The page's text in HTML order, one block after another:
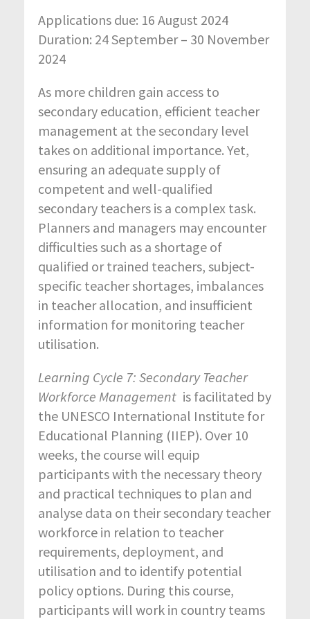
Applications due: 16 August 2024
Duration: 24 September – 30 November
2024
As more children gain access to
secondary education, efficient teacher
management at the secondary level
takes on additional importance. Yet,
ensuring an adequate supply of
competent and well-qualified
secondary teachers is a complex task.
Planners and managers may encounter
difficulties such as a shortage of
qualified or trained teachers, subject-
specific teacher shortages, imbalances
in teacher allocation, and insufficient
information for monitoring teacher
utilisation.
Learning Cycle 7: Secondary Teacher
Workforce Management is facilitated by
the UNESCO International Institute for
Educational Planning (IIEP). Over 10
weeks, the course will equip
participants with the necessary theory
and practical techniques to plan and
analyse data on their secondary teacher
workforce in relation to teacher
requirements, deployment, and
utilisation and to identify potential
policy options. During this course,
participants will work in country teams